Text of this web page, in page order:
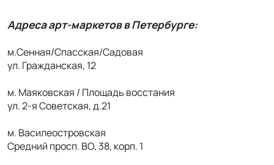
Адреса арт-маркетов в Петербурге:
м.Сенная/Спасская/Садовая
ул. Гражданская, 12
м. Маяковская / Площадь восстания
ул. 2-я Советская, д.21
м. Василеостровская
Средний просп. ВО, 38, корп. 1